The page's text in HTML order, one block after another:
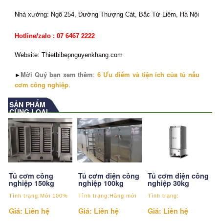
Nhà xưởng: Ngõ 254, Đường Thượng Cát, Bắc Từ Liêm, Hà Nội
Hotline/zalo : 07 6467 2222
Website: Thietbibepnguyenkhang.com
► Mời Quý bạn xem thêm:6 Ưu điểm và tiện ích của tủ nấu
cơm công nghiệp.
SẢN PHẨM
CÙNG LOẠI
Tủ cơm công
nghiệp 150kg
Tình trạng:Mới 100%
Giá: Liên hệ
Tủ cơm điện công
nghiệp 100kg
Tình trạng:Hàng mới
Giá: Liên hệ
Tủ cơm điện công
nghiệp 30kg
Tình trạng:
Giá: Liên hệ